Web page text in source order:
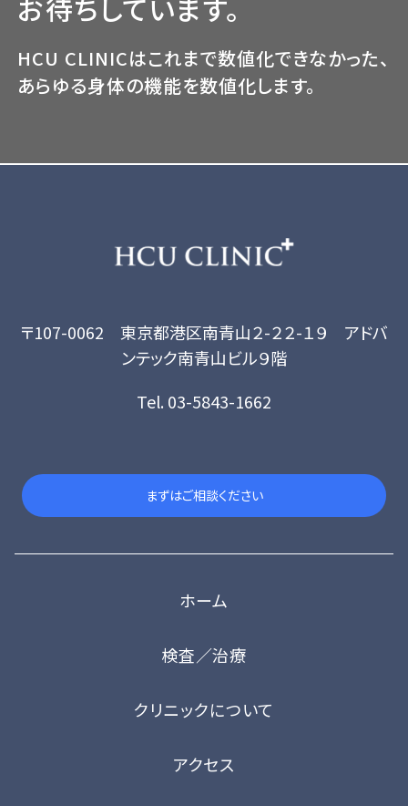
お待ちしています。
HCU CLINICはこれまで数値化できなかった、
あらゆる身体の機能を数値化します。
〒107-0062 東京都港区南青山２-２２-１９ アドバ
ンテック南青山ビル９階
Tel. 03-5843-1662
まずはご相談ください
ホーム
検査／治療
クリニックについて
アクセス